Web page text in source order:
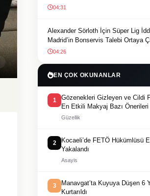
04:31
Alexander Sörloth İçin Süper Lig
Madrid’in Bonservis Talebi Ortaya
04:26
EN ÇOK OKUNANLAR
1
Gözenekleri Gizleyen ve Cildi
En Etkili Makyaj Bazı Önerileri
Güzellik
2
Kocaeli’de FETÖ Hükümlüsü
Yakalandı
Asayis
3
Manavgat’ta Kuyuya Düşen 6
Kurtarıldı